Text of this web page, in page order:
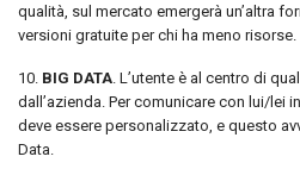
qualità, sul mercato emergerà un’altra
versioni gratuite per chi ha meno risorse.
10. BIG DATA . L’utente è al centro di
dall’azienda. Per comunicare con lui/lei
deve essere personalizzato, e questo
Data.